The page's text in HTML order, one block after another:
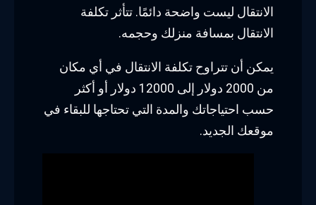
الانتقال ليست واضحة دائمًا. تتأثر تكلفة
الانتقال بمسافة منزلك وحجمه.
يمكن أن تتراوح تكلفة الانتقال في أي مكان
من 2000 دولار إلى 12000 دولار أو أكثر
حسب احتياجاتك والمدة التي تحتاجها للبقاء في
موقعك الجديد.